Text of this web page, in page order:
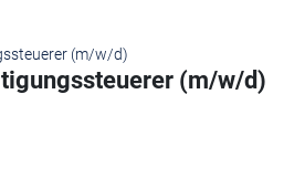
(m/w/d)